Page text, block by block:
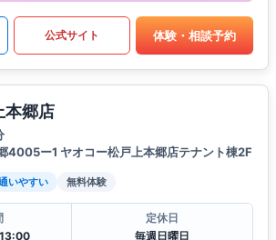
公式サイト 体験・相談予約
本郷店
4005ー1 ヤオコー松戸上本郷店テナント棟2F
いやすい 無料体験
定休日
毎週日曜日